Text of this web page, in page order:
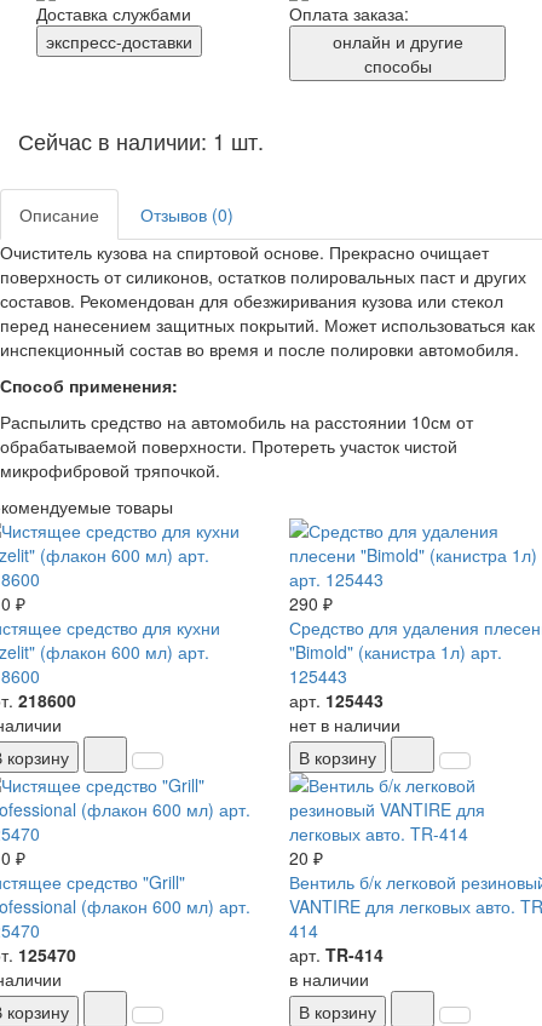
Доставка службами
экспресс-доставки
Оплата заказа:
онлайн и другие
способы
Сейчас в наличии: 1 шт.
Описание
Отзывов (0)
Очиститель кузова на спиртовой основе. Прекрасно очищает
поверхность от силиконов, остатков полировальных паст и других
составов. Рекомендован для обезжиривания кузова или стекол
перед нанесением защитных покрытий. Может использоваться как
инспекционный состав во время и после полировки автомобиля.
Способ применения:
Распылить средство на автомобиль на расстоянии 10см от
обрабатываемой поверхности. Протереть участок чистой
микрофибровой тряпочкой.
товары
₽
средство для кухни
(флакон 600 мл) арт.
218600
корзину
290 ₽
Средство для удаления
"Bimold" (канистра 1л) арт.
125443
арт. 125443
нет в наличии
В корзину
₽
средство "Grill"
(флакон 600 мл) арт.
125470
корзину
20 ₽
Вентиль б/к легковой
VANTIRE для легковых авто.
414
арт. TR-414
в наличии
В корзину